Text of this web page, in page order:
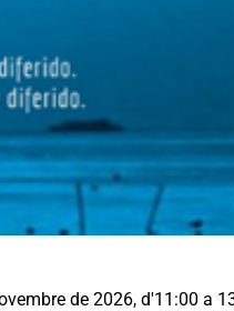
de 2026, d'11:00 a